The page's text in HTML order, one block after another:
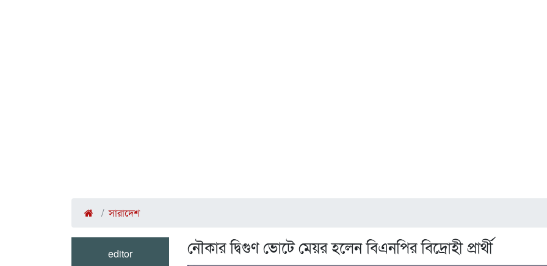
সারাদেশ
editor নৌকার দ্বিগুণ ভোটে মেয়র হলেন বিএনপির বিদ্রোহী প্রার্থী